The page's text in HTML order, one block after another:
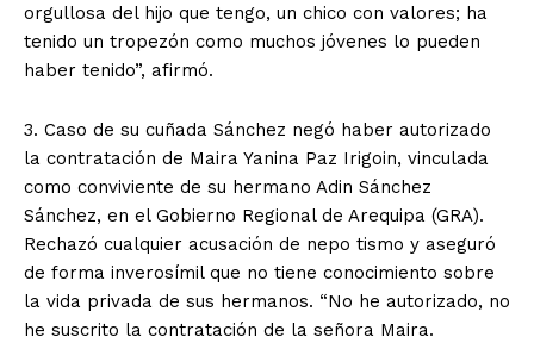
SUSCRIBETE
Diario los Andes
orgullosa del hijo que tengo, un chico con valores; ha
tenido un tropezón como muchos jóvenes lo pueden
haber tenido”, afirmó.
3. Caso de su cuñada Sánchez negó haber autorizado
la contratación de Maira Yanina Paz Irigoin, vinculada
como conviviente de su hermano Adin Sánchez
Sánchez, en el Gobierno Regional de Arequipa (GRA).
Rechazó cualquier acusación de nepo tismo y aseguró
de forma inverosímil que no tiene conocimiento sobre
la vida privada de sus hermanos. “No he autorizado, no
he suscrito la contratación de la señora Maira.